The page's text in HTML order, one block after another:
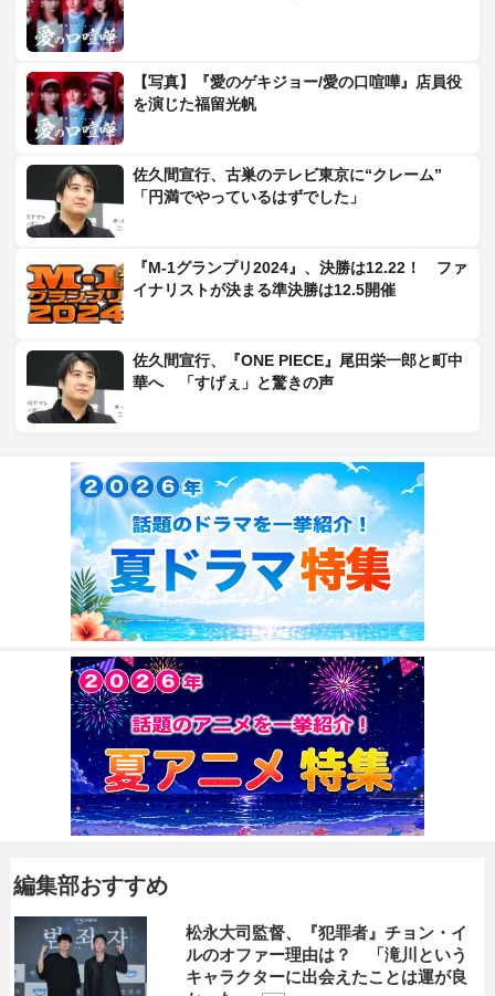
【写真】『愛のゲキジョー/愛の口喧嘩』店員役
を演じた福留光帆
佐久間宣行、古巣のテレビ東京に“クレーム”
「円満でやっているはずでした」
『M-1グランプリ2024』、決勝は12.22！ ファ
イナリストが決まる準決勝は12.5開催
佐久間宣行、『ONE PIECE』尾田栄一郎と町中
華へ 「すげぇ」と驚きの声
編集部おすすめ
松永大司監督、『犯罪者』チョン・イ
ルのオファー理由は？ 「滝川という
キャラクターに出会えたことは運が良